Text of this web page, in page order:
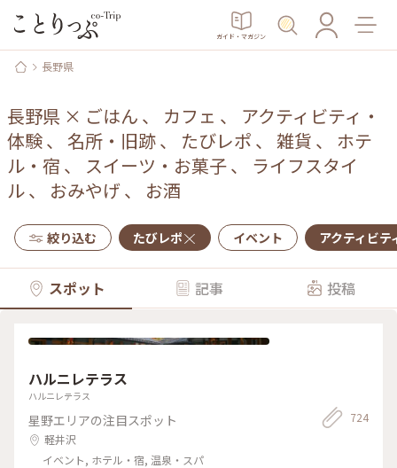
ガイド・マガジン
長野県
長野県 × ごはん 、 カフェ 、 アクティビティ・
体験、 名所・旧跡、 たびレポ 、 雑貨 、 ホテ
ル・宿 、 スイーツ・お菓子、 ライフスタイ
ル、 おみやげ 、 お酒
絞り込む たびレポ イベント アクティビテ
スポット 記事 投稿
ハルニレテラス
ハルニレテラス
星野エリアの注目スポット
軽井沢
イベント, ホテル・宿, 温泉・スパ
724